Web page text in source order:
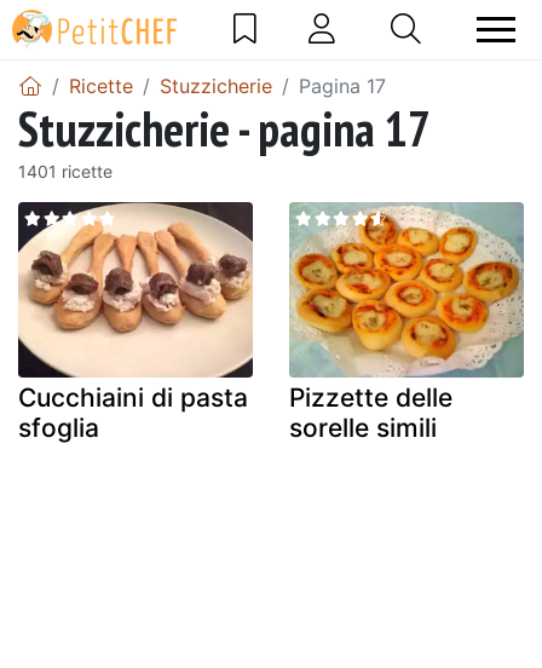
Ricette Stuzzicherie Pagina 17
Stuzzicherie - pagina 17
1401 ricette
Cucchiaini di pasta
sfoglia
Pizzette delle
sorelle simili